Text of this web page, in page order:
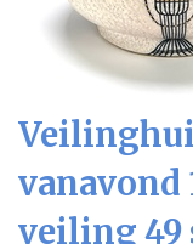
vanavond
veiling 49